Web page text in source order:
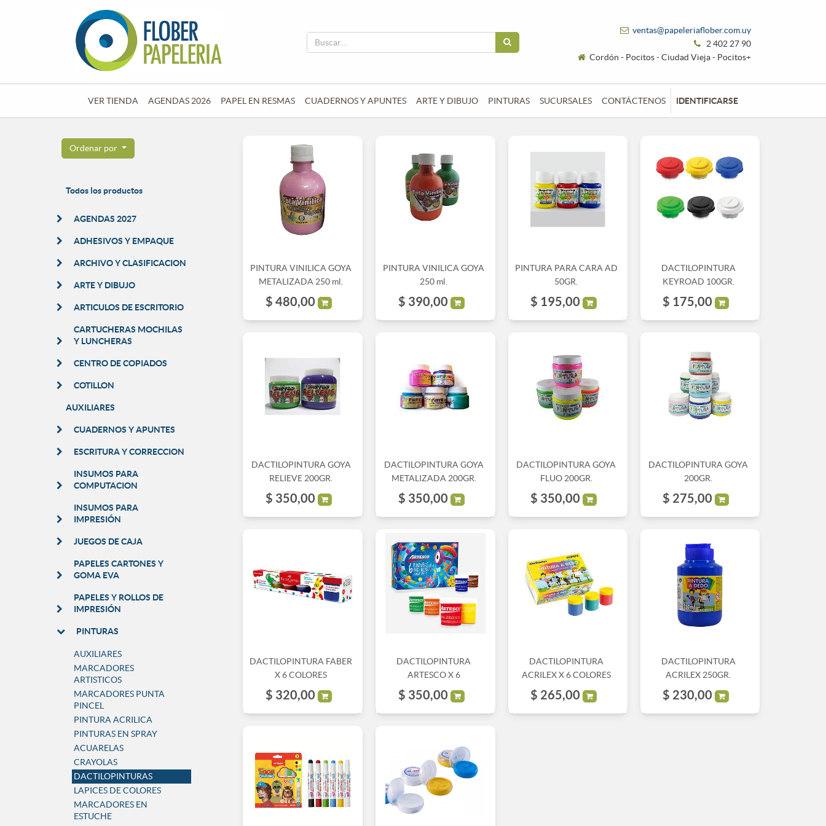
ventas@papeleriaflober.com.uy
2 402 27 90
Cordón - Pocitos - Ciudad Vieja - Pocitos+
VER TIENDA AGENDAS 2026 PAPEL EN RESMAS CUADERNOS Y APUNTES ARTE Y DIBUJO PINTURAS SUCURSALES CONTÁCTENOS IDENTIFICARSE
Ordenar por
Todos los productos
AGENDAS 2027
ADHESIVOS Y EMPAQUE
ARCHIVO Y CLASIFICACION
ARTE Y DIBUJO
ARTICULOS DE ESCRITORIO
CARTUCHERAS MOCHILAS
Y LUNCHERAS
CENTRO DE COPIADOS
COTILLON
AUXILIARES
CUADERNOS Y APUNTES
ESCRITURA Y CORRECCION
INSUMOS PARA
COMPUTACION
INSUMOS PARA
IMPRESIÓN
JUEGOS DE CAJA
PAPELES CARTONES Y
GOMA EVA
PAPELES Y ROLLOS DE
IMPRESIÓN
PINTURAS
AUXILIARES
MARCADORES
ARTISTICOS
MARCADORES PUNTA
PINCEL
PINTURA ACRILICA
PINTURAS EN SPRAY
ACUARELAS
CRAYOLAS
DACTILOPINTURAS
LAPICES DE COLORES
MARCADORES EN
ESTUCHE
PINTURA VINILICA GOYA
METALIZADA 250 ml.
$ 480,00
PINTURA VINILICA GOYA
250 ml.
$ 390,00
PINTURA PARA CARA AD
50GR.
$ 195,00
DACTILOPINTURA
KEYROAD 100GR.
$ 175,00
DACTILOPINTURA GOYA
RELIEVE 200GR.
$ 350,00
DACTILOPINTURA GOYA
METALIZADA 200GR.
$ 350,00
DACTILOPINTURA GOYA
FLUO 200GR.
$ 350,00
DACTILOPINTURA GOYA
200GR.
$ 275,00
DACTILOPINTURA FABER
X 6 COLORES
$ 320,00
DACTILOPINTURA
ARTESCO X 6
$ 350,00
DACTILOPINTURA
ACRILEX X 6 COLORES
$ 265,00
DACTILOPINTURA
ACRILEX 250GR.
$ 230,00